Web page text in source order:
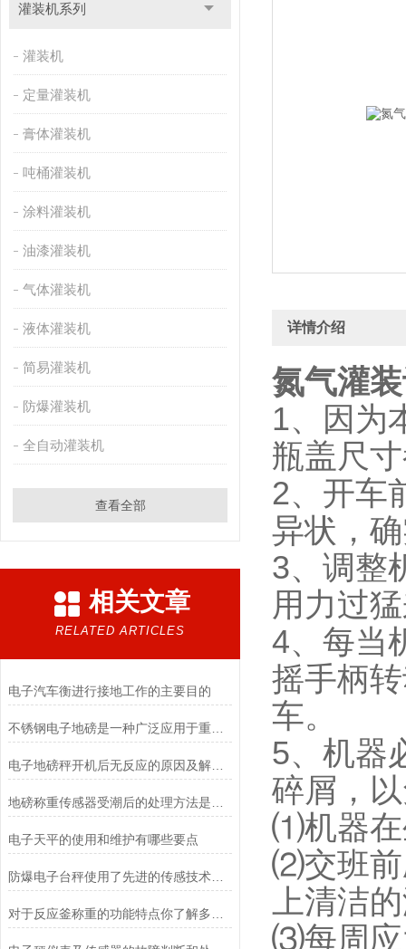
灌装机系列
灌装机
定量灌装机
膏体灌装机
吨桶灌装机
涂料灌装机
油漆灌装机
气体灌装机
液体灌装机
简易灌装机
防爆灌装机
全自动灌装机
查看全部
相关文章
RELATED ARTICLES
电子汽车衡进行接地工作的主要目的
不锈钢电子地磅是一种广泛应用于重量测量和货物称重的设备
电子地磅秤开机后无反应的原因及解决方法介绍
电子天平的使用和维护有哪些要点
防爆电子台秤使用了先进的传感技术和数据处理算法
详情介绍
氮气灌
1、因为
瓶盖尺
2、开车
异状，
3、调整
用力过
4、每当
摇手柄
车。
5、机器
碎屑，
⑴机器在
⑵交班前
上清洁
⑶每周应